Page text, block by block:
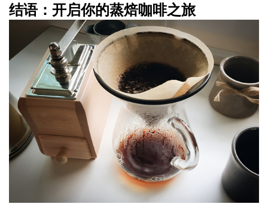
结语：开启你的蒸焙咖啡之旅